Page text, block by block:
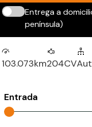
Entrega a
península)
103.073km204CV
Entrada